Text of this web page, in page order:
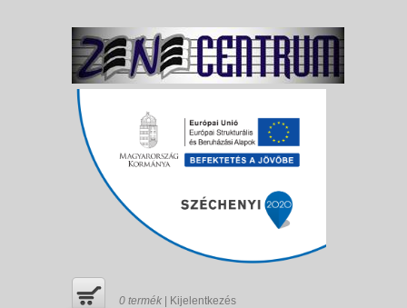
0 termék Kijelentkezés